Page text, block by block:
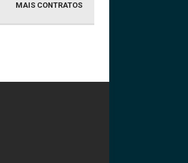
MAIS CONTRATOS